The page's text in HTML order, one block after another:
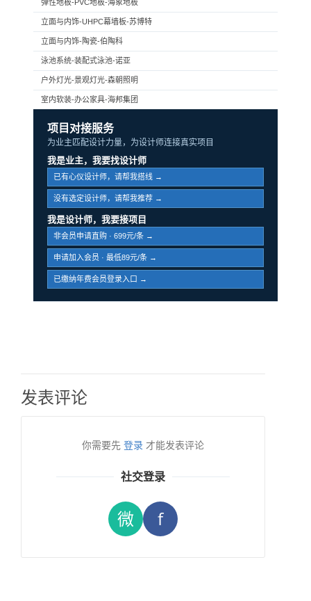
弹性地板-PVC地板-海象地板
立面与内饰-UHPC幕墙板-苏博特
立面与内饰-陶瓷-伯陶科
泳池系统-装配式泳池-诺亚
户外灯光-景观灯光-森朝照明
室内软装-办公家具-海邦集团
项目对接服务
为业主匹配设计力量，为设计师连接真实项目
我是业主，我要找设计师
已有心仪设计师，请帮我搭线 →
没有选定设计师，请帮我推荐 →
我是设计师，我要接项目
非会员申请直购 · 699元/条 →
申请加入会员 · 最低89元/条 →
已缴纳年费会员登录入口 →
发表评论
你需要先 登录 才能发表评论
社交登录
微 f